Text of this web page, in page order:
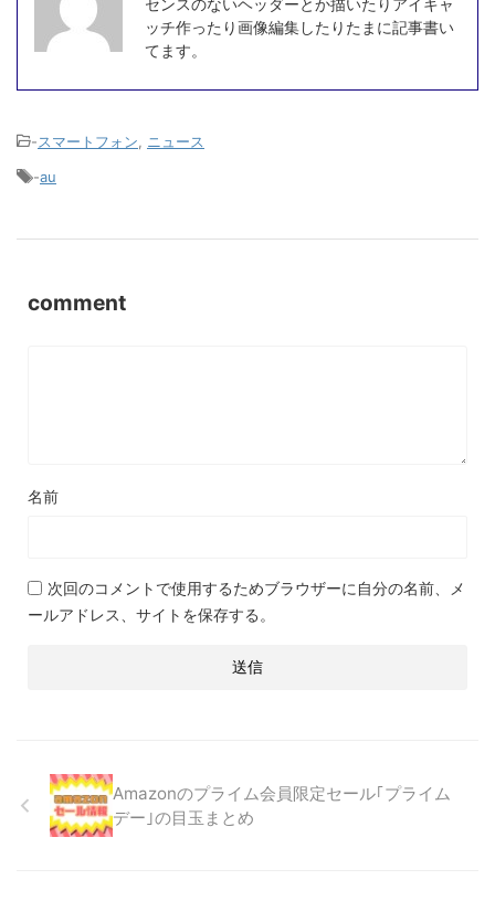
センスのないヘッダーとか描いたりアイキャ
ッチ作ったり画像編集したりたまに記事書い
てます。
-スマートフォン
ニュース
-au
comment
名前
次回のコメントで使用するためブラウザーに自分の名前、メ
ールアドレス、サイトを保存する。
Amazonのプライム会員限定セール｢プライム
デー｣の目玉まとめ